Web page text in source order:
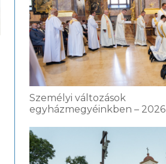
Személyi változások
egyházmegyéinkben – 2026